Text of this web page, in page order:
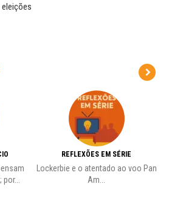
eleições
REFLEXÕES EM SÉRIE
Lockerbie e o atentado ao voo Pan
Am...